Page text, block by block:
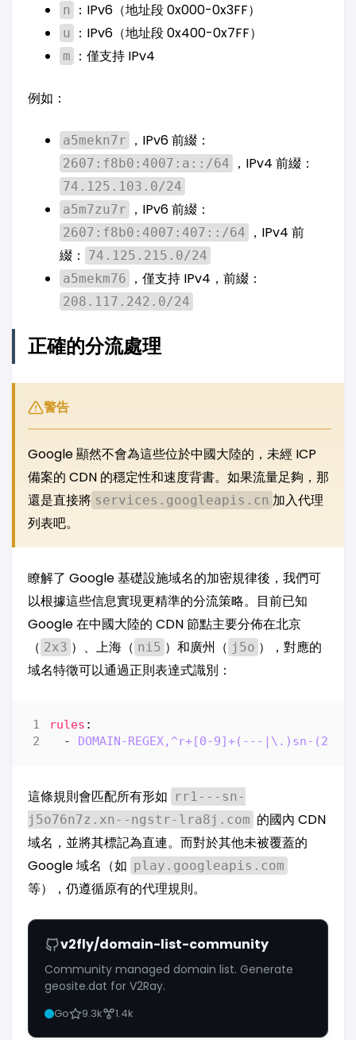
n ：IPv6（地址段 0x000-0x3FF）
u ：IPv6（地址段 0x400-0x7FF）
m ：僅支持 IPv4
例如：
a5mekn7r ，IPv6 前綴：
2607:f8b0:4007:a::/64 ，IPv4 前綴：
74.125.103.0/24
a5m7zu7r
，IPv6 前綴：
2607:f8b0:4007:407::/64
，IPv4 前
綴：
74.125.215.0/24
a5mekm76
，僅支持 IPv4，前綴：
208.117.242.0/24
正確的分流處理
警告
Google 顯然不會為這些位於中國大陸的，未經 ICP
備案的 CDN 的穩定性和速度背書。如果流量足夠，那
還是直接將 services.googleapis.cn 加入代理
列表吧。
瞭解了 Google 基礎設施域名的加密規律後，我們可
以根據這些信息實現更精準的分流策略。目前已知
Google 在中國大陸的 CDN 節點主要分佈在北京
（ 2x3 ）、上海（ ni5 ）和廣州（ j5o ），對應的
域名特徵可以通過正則表達式識別：
rules :
- DOMAIN-REGEX,^r+[0-9]+(---|\.)sn-
這條規則會匹配所有形如
rr1---sn-
j5o76n7z.xn--ngstr-lra8j.com 的國內 CDN
域名，並將其標記為直連。而對於其他未被覆蓋的
Google 域名（如 play.googleapis.com
等），仍遵循原有的代理規則。
v2fly/domain-list-community
Community managed domain list. Generate
geosite.dat for V2Ray.
Go 9.3k 1.4k